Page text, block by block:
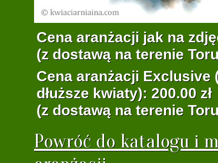
Cena aranżacji jak na
(z dostawą na terenie
Cena aranżacji
dłuższe kwiaty): 200.00 zł
(z dostawą na terenie
Powróć do katalogu i